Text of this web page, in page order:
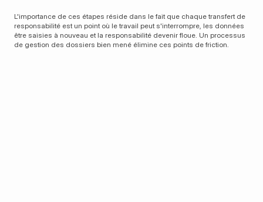
L'importance de ces étapes réside dans le fait que chaque transfert de
responsabilité est un point où le travail peut s'interrompre, les données
être saisies à nouveau et la responsabilité devenir floue. Un processus
de gestion des dossiers bien mené élimine ces points de friction.